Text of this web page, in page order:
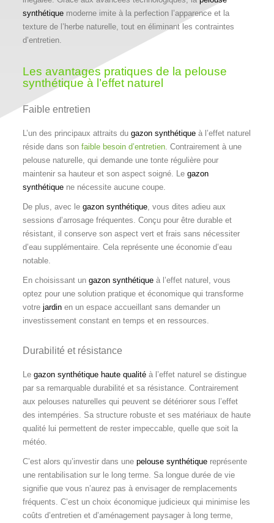
synthétiquemoderne imite à la perfection l’apparence et la
texture de l’herbe naturelle, tout en éliminant les contraintes
d’entretien.
Les avantages pratiques de la pelouse
synthétique à l’effet naturel
Faible entretien
L’un des principaux attraits du gazon synthétiqueà l’effet naturel
réside dans son faible besoin d’entretien. Contrairement à une
pelouse naturelle, qui demande une tonte régulière pour
maintenir sa hauteur et son aspect soigné. Le gazon
synthétiquene nécessite aucune coupe.
De plus, avec le gazon synthétique, vous dites adieu aux
sessions d’arrosage fréquentes. Conçu pour être durable et
résistant, il conserve son aspect vert et frais sans nécessiter
d’eau supplémentaire. Cela représente une économie d’eau
notable.
En choisissant un gazon synthétiqueà l’effet naturel, vous
optez pour une solution pratique et économique qui transforme
votre jardinen un espace accueillant sans demander un
investissement constant en temps et en ressources.
Durabilité et résistance
Le gazon synthétique haute qualitéà l’effet naturel se distingue
par sa remarquable durabilité et sa résistance. Contrairement
aux pelouses naturelles qui peuvent se détériorer sous l’effet
des intempéries. Sa structure robuste et ses matériaux de haute
qualité lui permettent de rester impeccable, quelle que soit la
météo.
C’est alors qu’investir dans une pelouse synthétiquereprésente
une rentabilisation sur le long terme. Sa longue durée de vie
signifie que vous n’aurez pas à envisager de remplacements
fréquents. C’est un choix économique judicieux qui minimise les
coûts d’entretien et d’aménagement paysager à long terme,